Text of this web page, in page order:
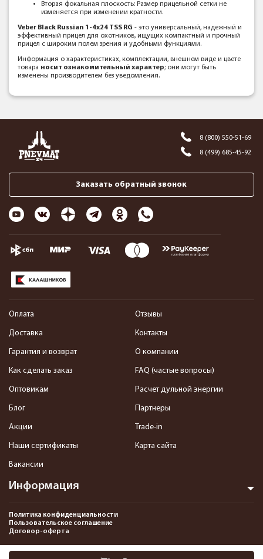
Вторая фокальная плоскость: Размер прицельной сетки не
изменяется при изменении кратности.
Veber Black Russian 1-4x24 TSS RG - это универсальный, надежный и
эффективный прицел для охотников, ищущих компактный и прочный
прицел с широким полем зрения и удобными функциями.
Информация о характеристиках, комплектации, внешнем виде и цвете
товара носит ознакомительный характер; они могут быть
изменены производителем без уведомления.
8 (800) 550-51-69
8 (499) 685-45-92
Заказать обратный звонок
Информация
Оплата
Доставка
Гарантия и возврат
Как сделать заказ
Оптовикам
Блог
Акции
Наши сертификаты
Вакансии
Отзывы
Контакты
О компании
FAQ (частые вопросы)
Расчет дульной энергии
Партнеры
Trade-in
Карта сайта
Политика конфиденциальности
Пользовательское соглашение
Договор-оферта
2013-2026 Интернет-магазин пневматики, страйкбола и снаряжения–